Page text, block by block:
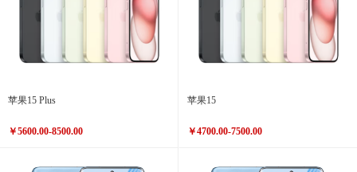
苹果15 Plus
￥5600.00-8500.00
苹果15
￥4700.00-7500.00